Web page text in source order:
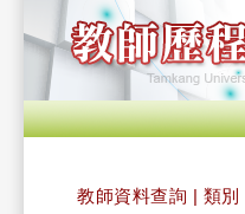
教師資料查詢 | 類